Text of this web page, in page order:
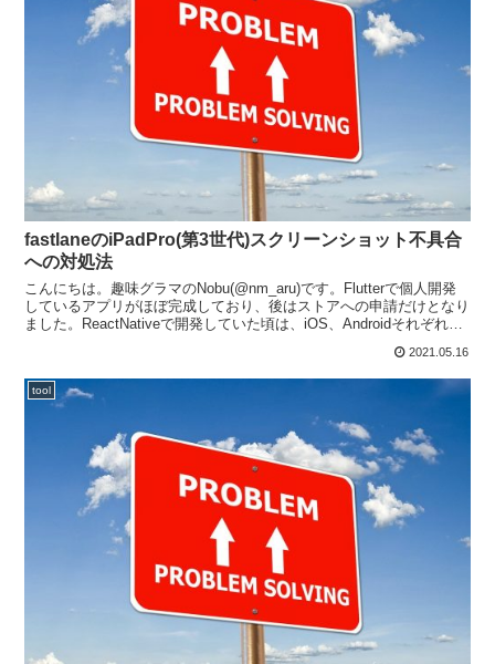
fastlaneのiPadPro(第3世代)スクリーンショット不具合
への対処法
こんにちは。趣味グラマのNobu(@nm_aru)です。Flutterで個人開発
しているアプリがほぼ完成しており、後はストアへの申請だけとなり
ました。ReactNativeで開発していた頃は、iOS、Androidそれぞれ以
2021.05.16
tool